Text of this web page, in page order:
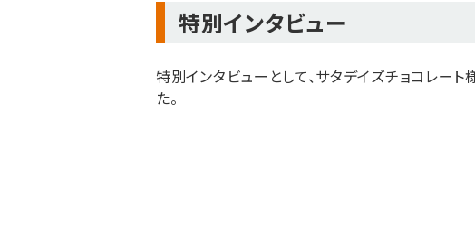
特別インタビュー
特別インタビューとして、サタデイズチョコレー
た。